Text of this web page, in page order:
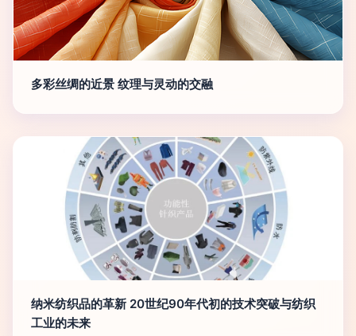
多彩丝绸的近景 纹理与灵动的交融
纳米纺织品的革新 20世纪90年代初的技术突破与纺织
工业的未来